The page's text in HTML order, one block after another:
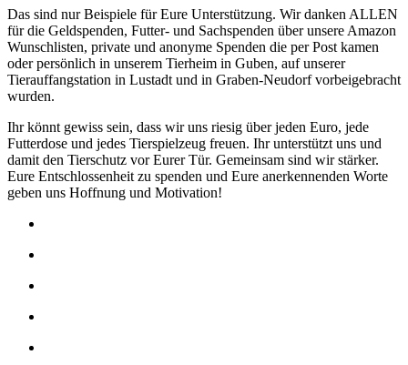
Das sind nur Beispiele für Eure Unterstützung. Wir danken ALLEN
für die Geldspenden, Futter- und Sachspenden über unsere Amazon
Wunschlisten, private und anonyme Spenden die per Post kamen
oder persönlich in unserem Tierheim in Guben, auf unserer
Tierauffangstation in Lustadt und in Graben-Neudorf vorbeigebracht
wurden.
Ihr könnt gewiss sein, dass wir uns riesig über jeden Euro, jede
Futterdose und jedes Tierspielzeug freuen. Ihr unterstützt uns und
damit den Tierschutz vor Eurer Tür. Gemeinsam sind wir stärker.
Eure Entschlossenheit zu spenden und Eure anerkennenden Worte
geben uns Hoffnung und Motivation!